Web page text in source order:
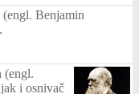
Benjamin
(engl.
i osnivač